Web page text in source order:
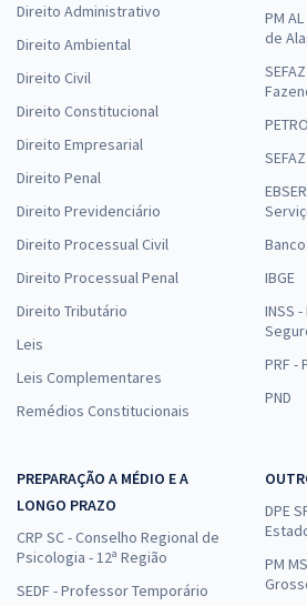
Comprar
Prefeitura de Catalão - GO - FMS -
Análises Clínicas (Pós-
à vista
33,33
Economize R$ 99,98
Prefeitura de Catalão - GO - FMS -
Economize R$ 91,98
Comprar
Direito Administrativo
Direito Ambiental
Direito Civil
Direito Constitucional
Direito Empresarial
Direito Penal
Direito Previdenciário
Direito Processual Civil
Direito Processual Penal
Direito Tributário
Leis
Leis Complementares
Remédios Constitucionais
PM
de
IBGE
INSS
PRF -
PND
PREPARAÇÃO A MÉDIO E A
LONGO PRAZO
CRP SC - Conselho Regional de
Psicologia - 12ª Região
SEDF - Professor Temporário
DPE
PM